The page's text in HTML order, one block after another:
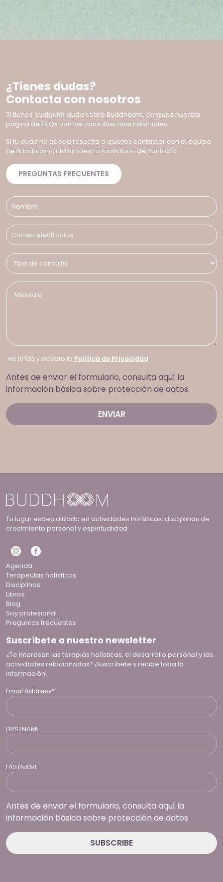
¿Tienes dudas?
Contacta con nosotros
Si tienes cualquier duda sobre Buddhoom, consulta nuestra
página de FAQs con las consultas más habituales.
Si tu duda no queda resuelta o quieres contactar con el equipo
de Buddhoom, utiliza nuestro formulario de contacto.
PREGUNTAS FRECUENTES
He leído y acepto la Política de Privacidad
Antes de enviar el formulario, consulta aquí la
información básica sobre protección de datos.
Tu lugar especializado en actividades holísticas, disciplinas de
crecimiento personal y espiritualidad.
Agenda
Terapeutas holísticos
Disciplinas
Libros
Blog
Soy profesional
Preguntas frecuentes
Suscríbete a nuestro newsletter
¿Te interesan las terapias holísticas, el desarrollo personal y las
actividades relacionadas? ¡Suscríbete y recibe toda la
información!
Email Address*
FIRSTNAME
LASTNAME
Antes de enviar el formulario, consulta aquí la
información básica sobre protección de datos.